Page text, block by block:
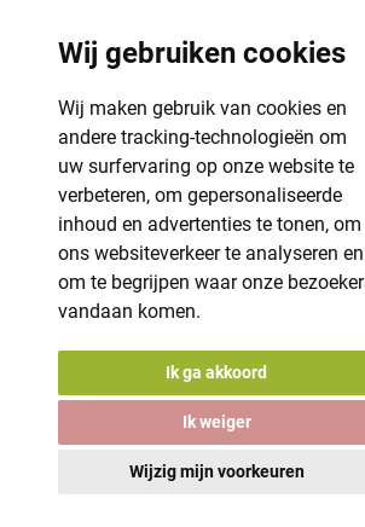
Wij gebruiken cookies
Wij maken gebruik van cookies en
andere tracking-technologieën om
uw surfervaring op onze website te
verbeteren, om gepersonaliseerde
inhoud en advertenties te tonen, om
ons websiteverkeer te analyseren en
om te begrijpen waar onze
vandaan komen.
Ik ga akkoord
Ik weiger
Wijzig mijn voorkeuren
GDPR | PRIVACY POLICY |
PMS kleuren
Cookie beleid
Voorwaarden en bepalingen
Winkelwagen
Voorwaarden en bepalingen
Powered bynopCommerce
Designed byNop-